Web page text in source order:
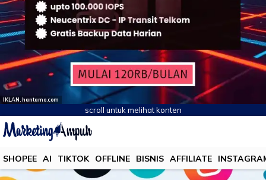
IKLAN. hantamo.com
scroll untuk melihat konten
SHOPEE AI TIKTOK OFFLINE BISNIS AFFILIATE